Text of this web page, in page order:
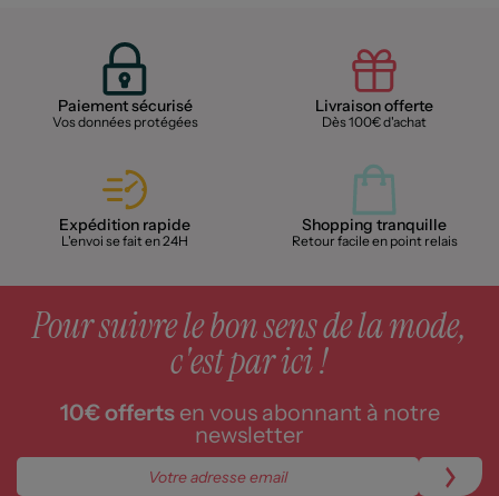
Paiement sécurisé
Vos données protégées
Livraison offerte
Dès 100€ d'achat
Expédition rapide
L'envoi se fait en 24H
Shopping tranquille
Retour facile en point relais
Pour suivre le bon sens de la mode,
c'est par ici !
10€ offertsen vous abonnant à notre
newsletter